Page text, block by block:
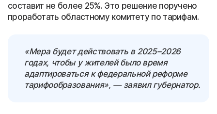
составит не более 25%. Это решение поручено
проработать областному комитету по тарифам.
«Мера будет действовать в 2025–2026
годах, чтобы у жителей было время
адаптироваться к федеральной реформе
тарифообразования», — заявил губернатор.